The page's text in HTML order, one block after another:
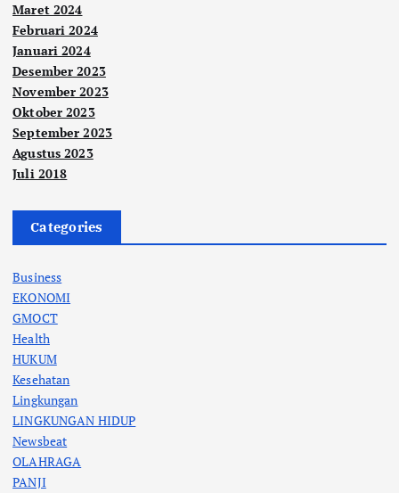
Maret 2024
Februari 2024
Januari 2024
Desember 2023
November 2023
Oktober 2023
September 2023
Agustus 2023
Juli 2018
Categories
Business
EKONOMI
GMOCT
Health
HUKUM
Kesehatan
Lingkungan
LINGKUNGAN HIDUP
Newsbeat
OLAHRAGA
PANJI